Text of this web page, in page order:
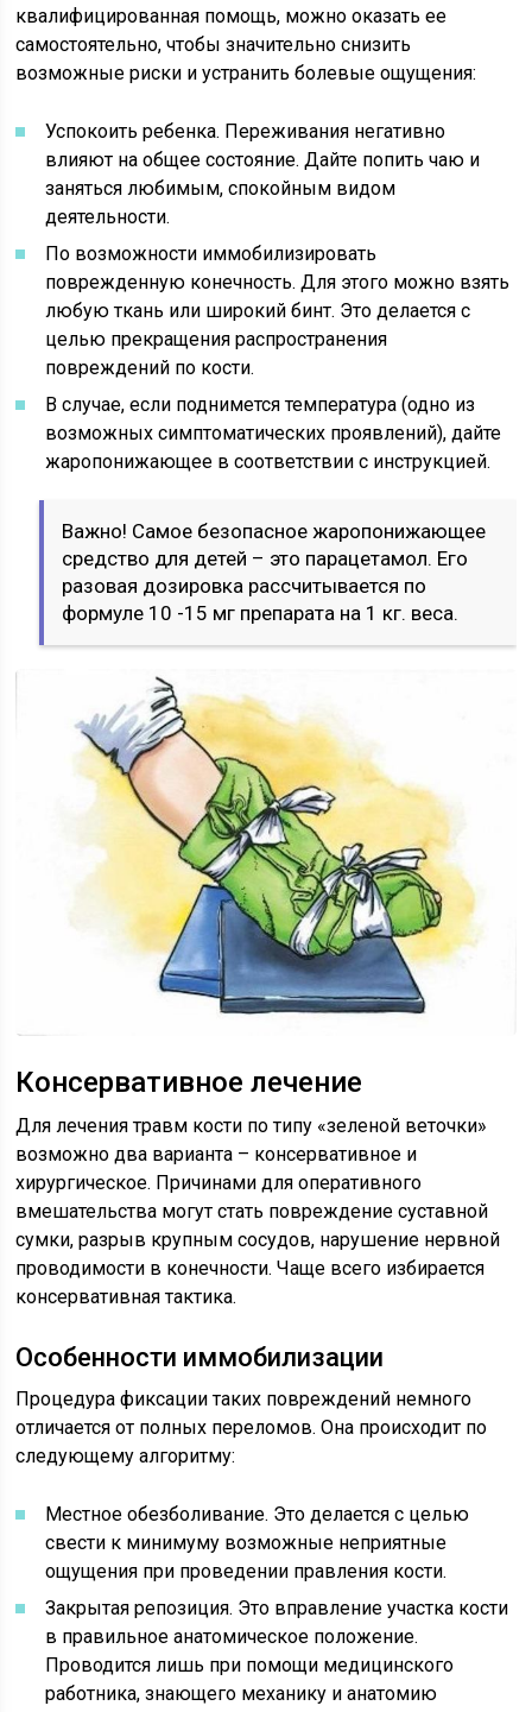
квалифицированная помощь, можно оказать ее
самостоятельно, чтобы значительно снизить
возможные риски и устранить болевые ощущения:
Успокоить ребенка. Переживания негативно
влияют на общее состояние. Дайте попить чаю и
заняться любимым, спокойным видом
деятельности.
По возможности иммобилизировать
поврежденную конечность. Для этого можно взять
любую ткань или широкий бинт. Это делается с
целью прекращения распространения
повреждений по кости.
В случае, если поднимется температура (одно из
возможных симптоматических проявлений), дайте
жаропонижающее в соответствии с инструкцией.
Важно! Самое безопасное жаропонижающее
средство для детей – это парацетамол. Его
разовая дозировка рассчитывается по
формуле 10 -15 мг препарата на 1 кг. веса.
Консервативное лечение
Для лечения травм кости по типу «зеленой веточки»
возможно два варианта – консервативное и
хирургическое. Причинами для оперативного
вмешательства могут стать повреждение суставной
сумки, разрыв крупным сосудов, нарушение нервной
проводимости в конечности. Чаще всего избирается
консервативная тактика.
Особенности иммобилизации
Процедура фиксации таких повреждений немного
отличается от полных переломов. Она происходит по
следующему алгоритму:
Местное обезболивание. Это делается с целью
свести к минимуму возможные неприятные
ощущения при проведении правления кости.
Закрытая репозиция. Это вправление участка кости
в правильное анатомическое положение.
Проводится лишь при помощи медицинского
работника, знающего механику и анатомию